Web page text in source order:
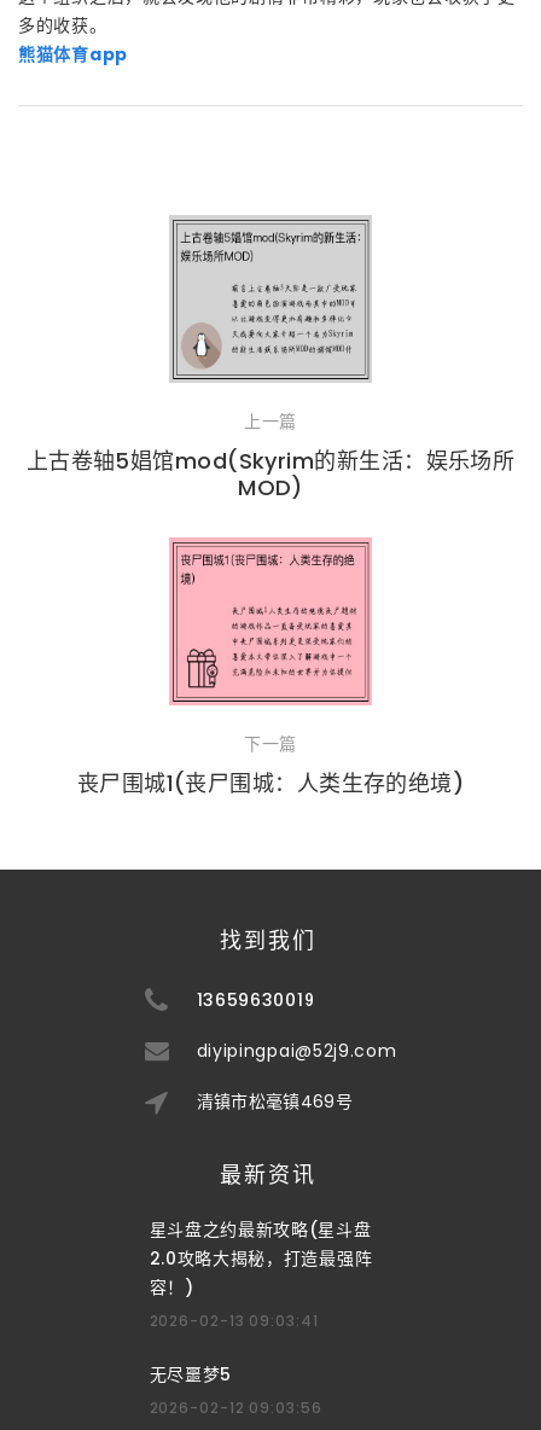
多的收获。
熊猫体育app
上一篇
上古卷轴5娼馆mod(Skyrim的新生活：娱乐场所
MOD)
下一篇
丧尸围城1(丧尸围城：人类生存的绝境)
找到我们
13659630019
diyipingpai@52j9.com
清镇市松毫镇469号
最新资讯
星斗盘之约最新攻略(星斗盘
2.0攻略大揭秘，打造最强阵
容！)
2026-02-13 09:03:41
无尽噩梦5
2026-02-12 09:03:56